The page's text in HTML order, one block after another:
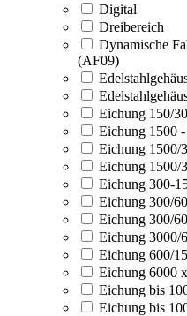
Digital
Dreibereich
Dynamische
(AF09)
Eichung 150/
Eichung 1500
Eichung 1500/
Eichung 1500/
Eichung 300-
Eichung 300/
Eichung 300/
Eichung 3000/
Eichung 600/
Eichung 6000
Eichung bis
Eichung bis